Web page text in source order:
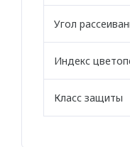
Классические
Из дюрополимера
Угол
Индекс
Класс защиты